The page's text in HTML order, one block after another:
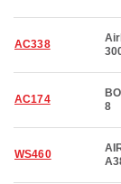
AC338
AC174
8
WS460